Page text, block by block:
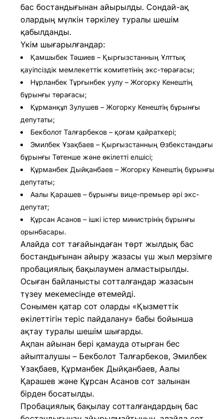
бас бостандығынан айырылды. Сондай-ақ
олардың мүлкін тәркілеу туралы шешім
қабылданды.
Үкім шығарылғандар:
Қамшыбек Тәшиев – Қырғызстанның Ұлттық
қауіпсіздік мемлекеттік комитетінің экс-төрағасы;
Нұрланбек Тұрғынбек уулу – Жогорку Кенештің
бұрынғы төрағасы;
Құрманқұл Зулушев – Жогорку Кенештің бұрынғы
депутаты;
Бекболот Талғарбеков – қоғам қайраткері;
Эмилбек Ұзақбаев – Қырғызстанның Өзбекстандағы
бұрынғы Төтенше және өкілетті елшісі;
Құрманбек Дыйқанбаев – Жогорку Кенештің бұрынғы
депутаты;
Аалы Қарашев – бұрынғы вице-премьер әрі экс-
депутат;
Құрсан Асанов – ішкі істер министрінің бұрынғы
орынбасары.
Алайда сот тағайындаған төрт жылдық бас
бостандығынан айыру жазасы үш жыл мерзімге
пробациялық бақылаумен алмастырылды.
Осыған байланысты сотталғандар жазасын
түзеу мекемесінде өтемейді.
Сонымен қатар сот оларды «Қызметтік
өкілеттігін теріс пайдалану» бабы бойынша
ақтау туралы шешім шығарды.
Ақпан айынан бері қамауда отырған бес
айыпталушы – Бекболот Талғарбеков, Эмилбек
Ұзақбаев, Құрманбек Дыйқанбаев, Аалы
Қарашев және Құрсан Асанов сот залынан
бірден босатылды.
Пробациялық бақылау сотталғандардың бас